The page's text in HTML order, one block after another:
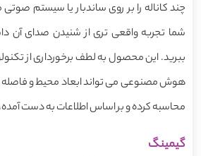
چند کاناله را بر روی ساندبار یا سیستم
شما تجربه واقعی تری از شنیدن صدای آن
هوش مصنوعی می تواند ابعاد محیط و فاصله
محاسبه کرده و بر اساس اطلاعات به دست آمده،
گیمینگ